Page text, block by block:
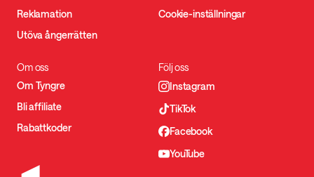
Reklamation
Utöva ångerrätten
Cookie-inställningar
Om oss
Om Tyngre
Bli affiliate
Rabattkoder
Följ oss
Instagram
TikTok
Facebook
YouTube